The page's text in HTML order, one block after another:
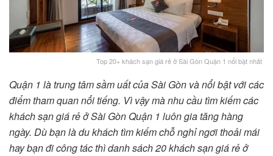
Top 20+ khách sạn giá rẻ ở Sài Gòn Quận 1 nổi bật nhất
Quận 1 là trung tâm sầm uất của Sài Gòn và nổi bật với các
điểm tham quan nổi tiếng. Vì vậy mà nhu cầu tìm kiếm các
khách sạn giá rẻ ở Sài Gòn Quận 1 luôn gia tăng hàng
ngày. Dù bạn là du khách tìm kiếm chỗ nghỉ ngơi thoải mái
hay bạn đi công tác thì danh sách 20 khách sạn giá rẻ ở